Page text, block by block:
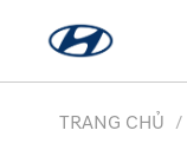
content
TRANG CHỦ /